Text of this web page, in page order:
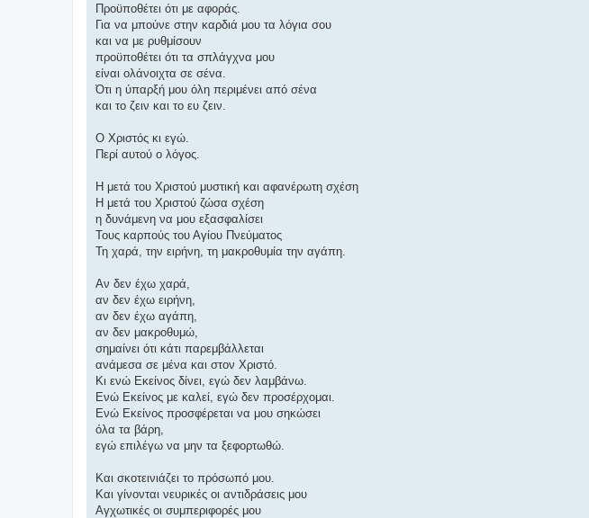
Προϋποθέτει ότι με αφοράς.
Για να μπούνε στην καρδιά μου τα λόγια σου
και να με ρυθμίσουν
προϋποθέτει ότι τα σπλάγχνα μου
είναι ολάνοιχτα σε σένα.
Ότι η ύπαρξή μου όλη περιμένει από σένα
και το ζειν και το ευ ζειν.
Ο Χριστός κι εγώ.
Περί αυτού ο λόγος.
Η μετά του Χριστού μυστική και αφανέρωτη σχέση
Η μετά του Χριστού ζώσα σχέση
η δυνάμενη να μου εξασφαλίσει
Τους καρπούς του Αγίου Πνεύματος
Τη χαρά, την ειρήνη, τη μακροθυμία την αγάπη.
Αν δεν έχω χαρά,
αν δεν έχω ειρήνη,
αν δεν έχω αγάπη,
αν δεν μακροθυμώ,
σημαίνει ότι κάτι παρεμβάλλεται
ανάμεσα σε μένα και στον Χριστό.
Κι ενώ Εκείνος δίνει, εγώ δεν λαμβάνω.
Ενώ Εκείνος με καλεί, εγώ δεν προσέρχομαι.
Ενώ Εκείνος προσφέρεται να μου σηκώσει
όλα τα βάρη,
εγώ επιλέγω να μην τα ξεφορτωθώ.
Και σκοτεινιάζει το πρόσωπό μου.
Και γίνονται νευρικές οι αντιδράσεις μου
Αγχωτικές οι συμπεριφορές μου